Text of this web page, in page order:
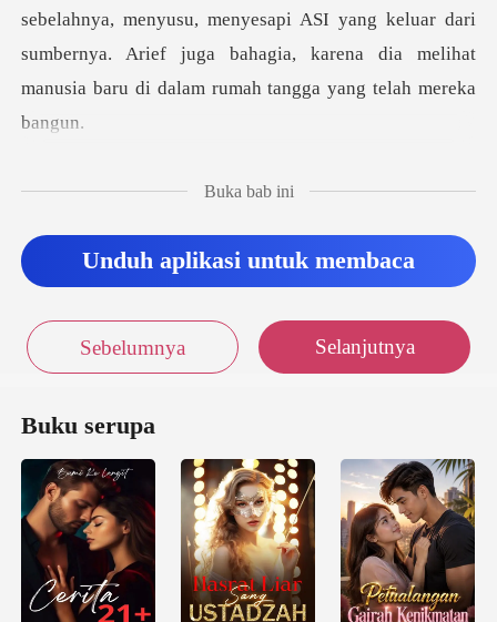
Riwayat Membaca
Keluar
sebelahnya, menyusu, menyesapi ASI yang keluar dari
sumber
Buka bab ini
Unduh aplikasi untuk membaca
Sebelumnya Selanjutnya
Buku serupa